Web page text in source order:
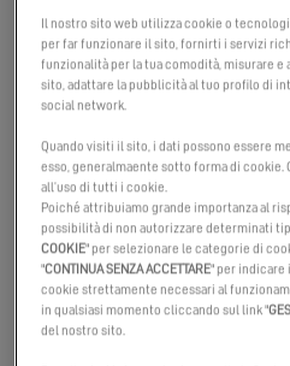
Unisciti a noi al Salone Nautico
le onde di entusiasmo ti
Il nostro sito web utilizza cookie o
per far funzionare il sito, fornirti i servizi
funzionalità per la tua comodità, misurare
sito, adattare la pubblicità al tuo profilo di
social network.
Quando visiti il sito, i dati possono essere
esso, generalmaente sotto forma di cookie.
all’uso di tutti i cookie.
Poiché attribuiamo grande importanza al
possibilità di non autorizzare determinati
COOKIE" per selezionare le categorie di
"CONTINUA SENZA ACCETTARE" per indicare
cookie strettamente necessari al
in qualsiasi momento cliccando sul link "
del nostro sito.